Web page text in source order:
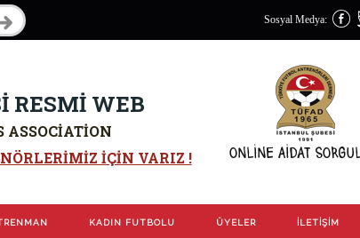
Sosyal Medya:
RESMİ WEB
ASSOCIATION
IÇIN VARIZ !
KADIN FUTBOLU ÜYELER İLETIŞIM